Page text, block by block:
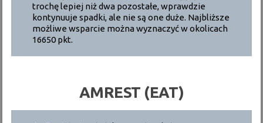
trochę lepiej niż dwa pozostałe, wprawdzie
kontynuuje spadki, ale nie są one duże. Najbliższe
możliwe wsparcie można wyznaczyć w okolicach
16650 pkt.
AMREST (EAT)